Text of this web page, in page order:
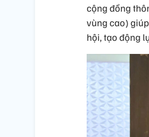
cộng đồng
vùng cao)
hội, tạo động